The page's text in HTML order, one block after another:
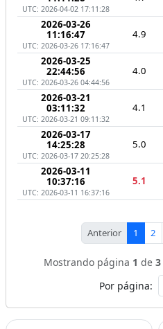
UTC: 2026-04-02 17:11:28
2026-03-26
11:16:47
UTC: 2026-03-26 17:16:47
4.9
2026-03-25
22:44:56
UTC: 2026-03-26 04:44:56
4.0
2026-03-21
03:11:32
UTC: 2026-03-21 09:11:32
4.1
2026-03-17
14:25:28
UTC: 2026-03-17 20:25:28
5.0
2026-03-11
10:37:16
UTC: 2026-03-11 16:37:16
5.1
Anterior 1 2
Mostrando página 1 de 3
Por página: